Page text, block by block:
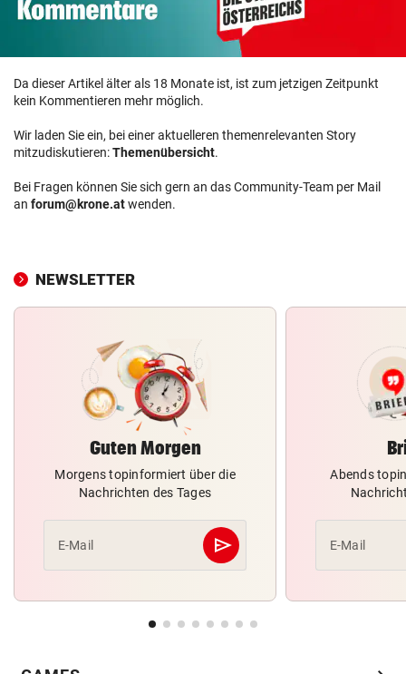
Da dieser Artikel älter als 18 Monate ist, ist zum jetzigen Zeitpunkt
kein Kommentieren mehr möglich.
Wir laden Sie ein, bei einer aktuelleren themenrelevanten Story
mitzudiskutieren:Themenübersicht.
Bei Fragen können Sie sich gern an das Community-Team per Mail
an forum@krone.atwenden.
NEWSLETTER
Guten Morgen
Morgens topinformiert über die
Nachrichten des Tages
E-Mail send
Abschicken
Abends
E-Mail